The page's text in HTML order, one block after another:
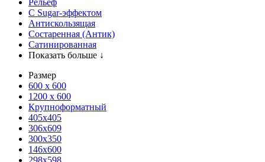
Рельеф
С Sugar-эффектом
Антискользящая
Состаренная (Антик)
Сатинированная
Показать больше ↓
Размер
600 х 600
1200 х 600
Крупноформатный
405x405
306x609
300x350
146x600
298x598